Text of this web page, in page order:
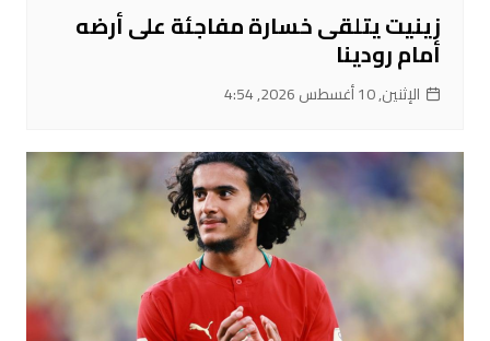
زينيت يتلقى خسارة مفاجئة على أرضه
أمام رودينا
الإثنين, 10 أغسطس 2026, 4:54